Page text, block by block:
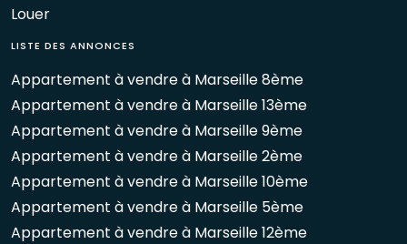
Louer
LISTE DES ANNONCES
Appartement à vendre à Marseille 8ème
Appartement à vendre à Marseille 13ème
Appartement à vendre à Marseille 9ème
Appartement à vendre à Marseille 2ème
Appartement à vendre à Marseille 10ème
Appartement à vendre à Marseille 5ème
Appartement à vendre à Marseille 12ème